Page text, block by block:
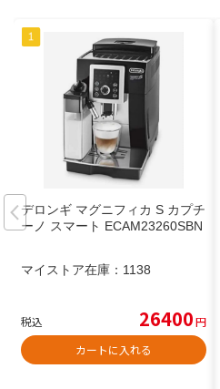
デロンギ マグニフィカ S カプチ
ーノ スマート ECAM23260SBN
マイストア在庫： 1138
税込 26400円
カートに入れる